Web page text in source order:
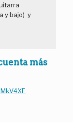
y bajo) y
más